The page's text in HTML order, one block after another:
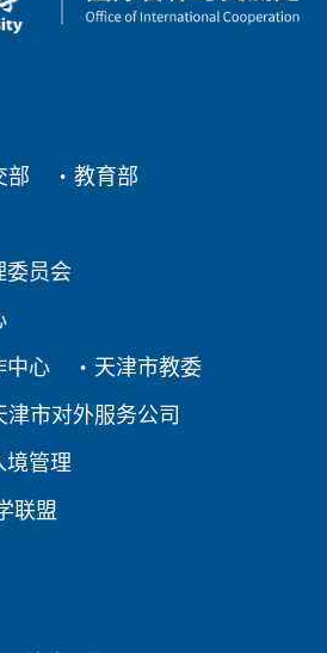
部
教育部
委员会
中心
天津市教委
津市对外服务公司
境管理
联盟